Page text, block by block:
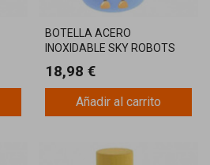
BOTELLA ACERO
INOXIDABLE SKY ROBOTS
18,98 €
Añadir al carrito